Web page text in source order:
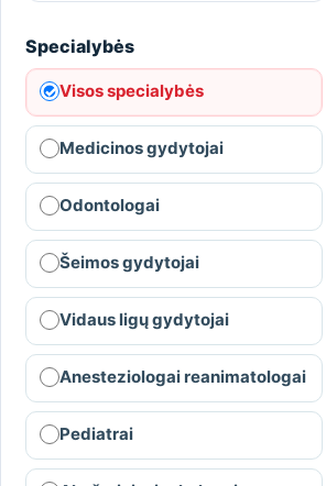
Specialybės
Visos specialybės
Medicinos gydytojai
Odontologai
Šeimos gydytojai
Vidaus ligų gydytojai
Anesteziologai reanimatologai
Pediatrai